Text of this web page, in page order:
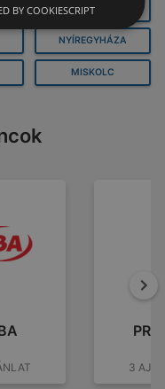
GYŐR
NYÍREGYHÁZA
MISKOLC
3
BY COOKIESCRIPT